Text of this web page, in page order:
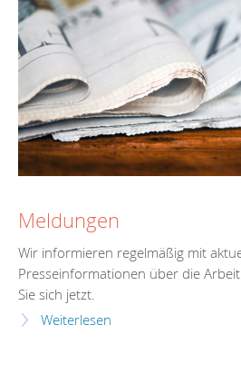
Meldungen
Wir informieren regelmäßig mit
Presseinformationen über die
Sie sich jetzt.
Weiterlesen